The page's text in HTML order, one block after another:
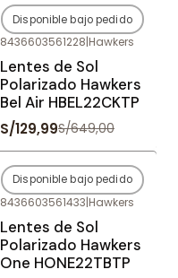
-80%OFF
Agotado
Disponible bajo pedido
8436603561228|Hawkers
Lentes de Sol
Polarizado Hawkers
Bel Air HBEL22CKTP
S/129,99S/649,00
-80%OFF
Agotado
Disponible bajo pedido
8436603561433|Hawkers
Lentes de Sol
Polarizado Hawkers
One HONE22TBTP